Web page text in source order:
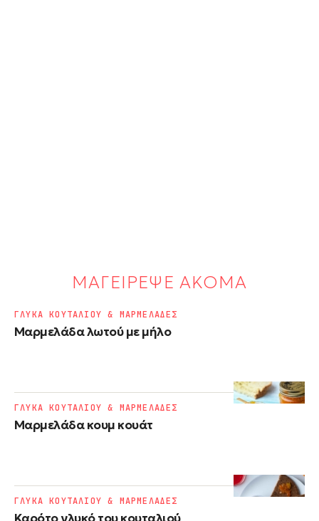
ΜΑΓΕΙΡΕΨΕ ΑΚΟΜΑ
Μαρμελάδα λωτού με μήλο
ΓΛΥΚΑ ΚΟΥΤΑΛΙΟΥ & ΜΑΡΜΕΛΑΔΕΣ
Μαρμελάδα κουμ κουάτ
ΓΛΥΚΑ ΚΟΥΤΑΛΙΟΥ & ΜΑΡΜΕΛΑΔΕΣ
ΓΛΥΚΑ ΚΟΥΤΑΛΙΟΥ & ΜΑΡΜΕΛΑΔΕΣ